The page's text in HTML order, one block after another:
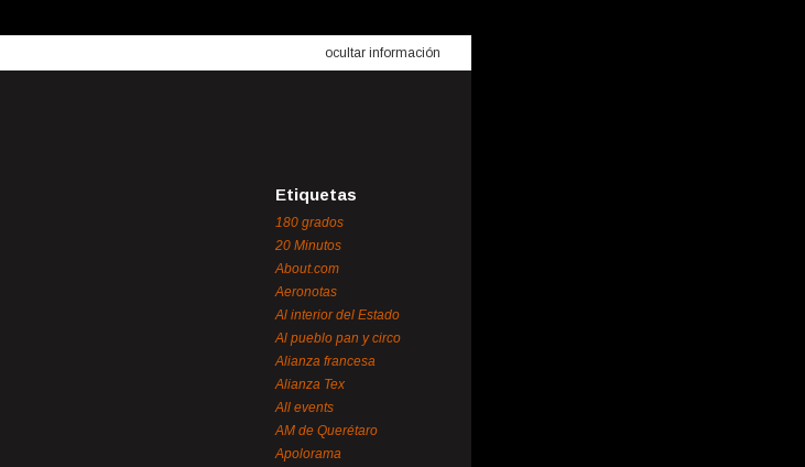
ocultar información
Etiquetas
180 grados
20 Minutos
About.com
Aeronotas
Al interior del Estado
Al pueblo pan y circo
Alianza francesa
Alianza Tex
All events
AM de Querétaro
Apolorama